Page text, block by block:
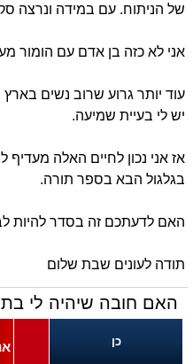
של הניתוח. עם במידה ונרצה
אני לא כזה בן אדם עם הומור
עוד יותר גרוע שרוב נשים בארץ
יש לי בעיית שמיעה.
אז אני נכון לחיים האלה מעדיף
בגלגול הבא בספר תורה.
האם לדעתכם זה בסדר להיות
תודה לעונים שבת שלום
האם חובה שיהיה לי בת
כן